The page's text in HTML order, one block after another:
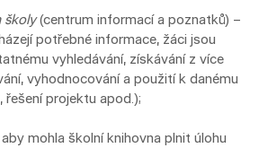
školy(centrum informací a poznatků) –
potřebné informace, žáci jsou
vyhledávání, získávání z více
vyhodnocování a použití k danému
projektu apod.);
mohla školní knihovna plnit úlohu